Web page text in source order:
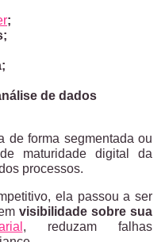
;
de dados
de forma segmentada ou
maturidade digital da
processos.
ela passou a ser
visibilidade sobre sua
, reduzam falhas